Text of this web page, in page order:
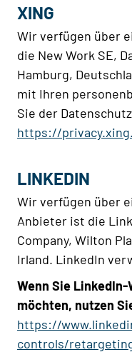
XING
Wir verfügen über
die New Work SE,
Hamburg,
mit Ihren
Sie der
https://
LINKEDIN
Wir verfügen über
Anbieter ist die
Company, Wilton
Irland. LinkedIn
Wenn Sie
möchten, nutzen
https://
controls/